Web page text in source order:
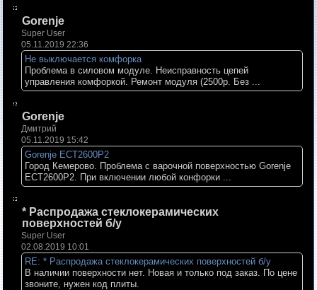
Gorenje
Super User
05.11.2019 22:36
Не выключается комфорка
Проблема в силовом модуле. Неисправность цепей
управления комфоркой. Ремонт модуля (2500р. Без ...
Gorenje
Дмитрий
05.11.2019 15:42
Gorenje ECT2600P2
Город Кемерово. Проблема с варочной поверхностью Gorenje
ECT2600P2. При включении любой конфорки ...
* Распродажа стеклокерамических
поверхностей б/у
Super User
02.08.2019 10:01
RE: * Распродажа стеклокерамических поверхностей б/у
В наличии поверхности нет. Новая и только под заказ. По цене
звоните, нужен код плиты.